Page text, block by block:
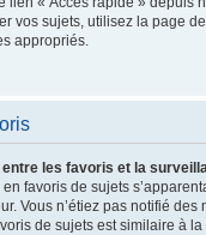
vos sujets, utilisez la page
appropriés.
les favoris et la
favoris de sujets
Vous n’étiez pas notifié des
de sujets est similaire à la